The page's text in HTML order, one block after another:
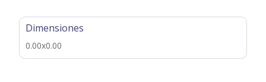
Dimensiones
0.00x0.00